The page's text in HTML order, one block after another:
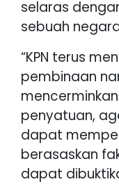
selaras
sebuah
“KPN terus
pembinaan
penyatuan,
dapat
berasaskan
dapat